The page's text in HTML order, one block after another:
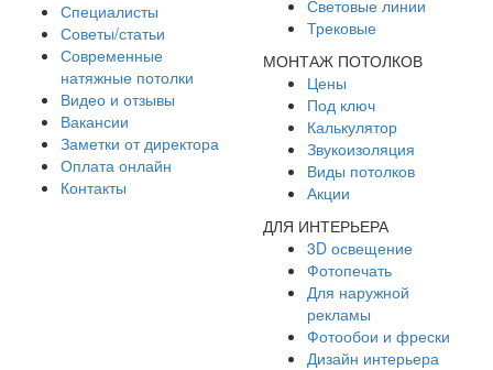
Специалисты
Советы/статьи
Современные
натяжные потолки
Видео и отзывы
Вакансии
Заметки от директора
Оплата онлайн
Контакты
Световые линии
Трековые
МОНТАЖ ПОТОЛКОВ
Цены
Под ключ
Калькулятор
Звукоизоляция
Виды потолков
Акции
ДЛЯ ИНТЕРЬЕРА
3D освещение
Фотопечать
Для наружной
рекламы
Фотообои и фрески
Дизайн интерьера